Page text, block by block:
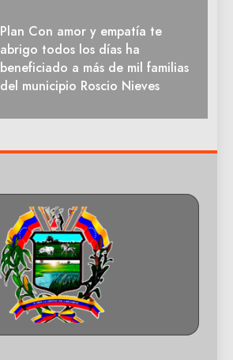
Plan Con amor y empatía te
abrigo todos los días ha
beneficiado a más de mil familias
del municipio Roscio Nieves